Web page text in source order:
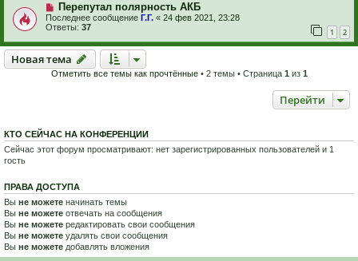
Перепутал полярность АКБ
Последнее сообщение Г.Г. « 24 фев 2021, 23:28
Ответы: 37 1 2
Новая тема
Новаятема
Отметить все темы как прочтённые• 2 темы • Страница 1 из 1
Перейти
КТО СЕЙЧАС НА КОНФЕРЕНЦИИ
Сейчас этот форум просматривают: нет зарегистрированных пользователей и 1
гость
ПРАВА ДОСТУПА
Вы не можете начинать темы
Вы не можете отвечать на сообщения
Вы не можете редактировать свои сообщения
Вы не можете удалять свои сообщения
Вы не можете добавлять вложения